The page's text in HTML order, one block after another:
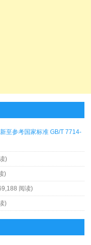
至参考国家标准 GB/T 7714-
)
)
阅读)
)